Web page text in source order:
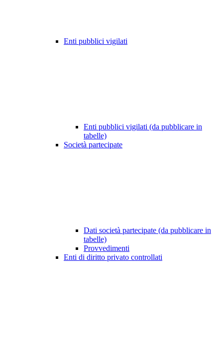
Enti pubblici vigilati
Enti pubblici vigilati (da pubblicare in
tabelle)
Società partecipate
Dati società partecipate (da pubblicare in
tabelle)
Provvedimenti
Enti di diritto privato controllati